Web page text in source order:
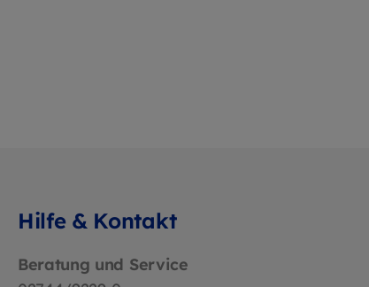
Hilfe & Kontakt
Beratung und Service